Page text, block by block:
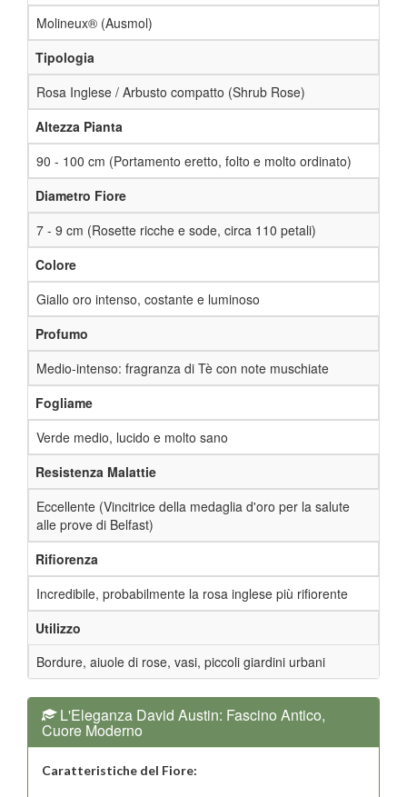
Molineux® (Ausmol)
Tipologia
Rosa Inglese / Arbusto compatto (Shrub Rose)
Altezza Pianta
90 - 100 cm (Portamento eretto, folto e molto ordinato)
Diametro Fiore
7 - 9 cm (Rosette ricche e sode, circa 110 petali)
Colore
Giallo oro intenso, costante e luminoso
Profumo
Medio-intenso: fragranza di Tè con note muschiate
Fogliame
Verde medio, lucido e molto sano
Resistenza Malattie
Eccellente (Vincitrice della medaglia d'oro per la salute
alle prove di Belfast)
Rifiorenza
Incredibile, probabilmente la rosa inglese più rifiorente
Utilizzo
Bordure, aiuole di rose, vasi, piccoli giardini urbani
L'Eleganza David Austin: Fascino Antico,
Cuore Moderno
Caratteristiche del Fiore: